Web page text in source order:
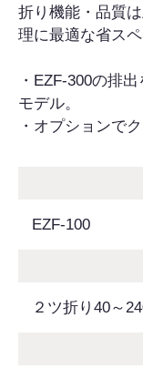
折り機能・品質
理に最適な省スペ
・EZF-300の排
モデル。
・オプションで
EZF-100
２ツ折り40～